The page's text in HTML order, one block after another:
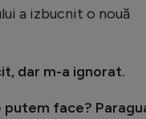
a izbucnit o nouă
dar m-a ignorat.
putem face?